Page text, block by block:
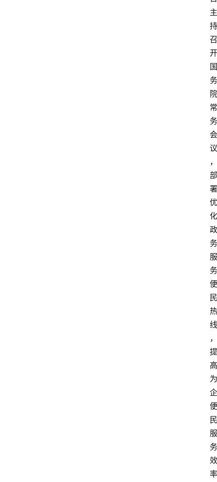
主
持
召
开
国
务
院
常
务
会
议
，
部
署
优
化
政
务
服
务
便
民
热
线
，
提
高
为
企
便
民
服
务
效
率